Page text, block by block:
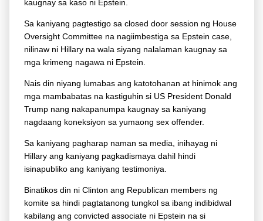
kaugnay sa kaso ni Epstein.
Sa kaniyang pagtestigo sa closed door session ng House
Oversight Committee na nagiimbestiga sa Epstein case,
nilinaw ni Hillary na wala siyang nalalaman kaugnay sa
mga krimeng nagawa ni Epstein.
Nais din niyang lumabas ang katotohanan at hinimok ang
mga mambabatas na kastiguhin si US President Donald
Trump nang nakapanumpa kaugnay sa kaniyang
nagdaang koneksiyon sa yumaong sex offender.
Sa kaniyang pagharap naman sa media, inihayag ni
Hillary ang kaniyang pagkadismaya dahil hindi
isinapubliko ang kaniyang testimoniya.
Binatikos din ni Clinton ang Republican members ng
komite sa hindi pagtatanong tungkol sa ibang indibidwal
kabilang ang convicted associate ni Epstein na si